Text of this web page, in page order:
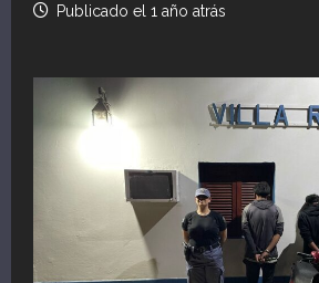
Publicado el 1 año atrás